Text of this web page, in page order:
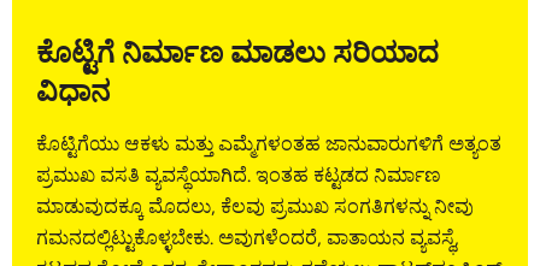
ಕೊಟ್ಟಿಗೆ ನಿರ್ಮಾಣ ಮಾಡಲು ಸರಿಯಾದ
ವಿಧಾನ
ಕೊಟ್ಟಿಗೆಯು ಆಕಳು ಮತ್ತು ಎಮ್ಮೆಗಳಂತಹ ಜಾನುವಾರುಗಳಿಗೆ ಅತ್ಯಂತ
ಪ್ರಮುಖ ವಸತಿ ವ್ಯವಸ್ಥೆಯಾಗಿದೆ. ಇಂತಹ ಕಟ್ಟಡದ ನಿರ್ಮಾಣ
ಮಾಡುವುದಕ್ಕೂ ಮೊದಲು, ಕೆಲವು ಪ್ರಮುಖ ಸಂಗತಿಗಳನ್ನು ನೀವು
ಗಮನದಲ್ಲಿಟ್ಟುಕೊಳ್ಳಬೇಕು. ಅವುಗಳೆಂದರೆ, ವಾತಾಯನ ವ್ಯವಸ್ಥೆ,